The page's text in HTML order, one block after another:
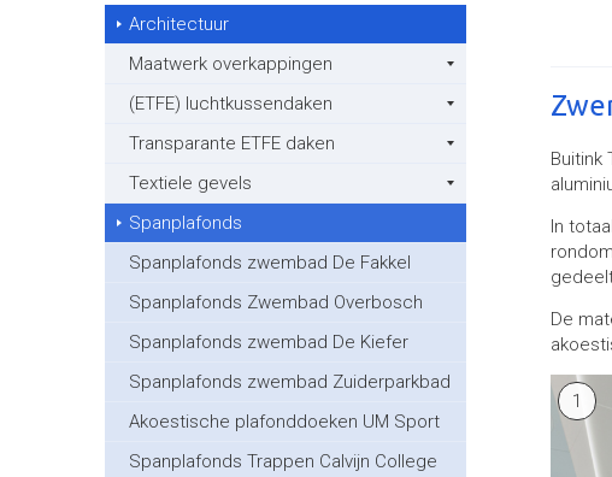
Architectuur
Maatwerk overkappingen
(ETFE) luchtkussendaken
Transparante ETFE daken
Textiele gevels
Spanplafonds
Spanplafonds zwembad De Fakkel
Spanplafonds Zwembad Overbosch
Spanplafonds zwembad De Kiefer
Spanplafonds zwembad Zuiderparkbad
Akoestische plafonddoeken UM Sport
Spanplafonds Trappen Calvijn College
Buitink
In
De
1